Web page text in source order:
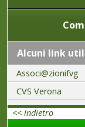
Alcuni link
Associ@zionifvg
CVS Verona
<< indietro